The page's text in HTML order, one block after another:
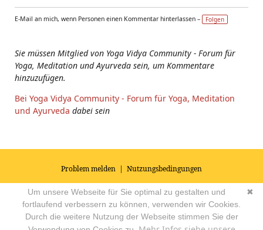
E-Mail an mich, wenn Personen einen Kommentar hinterlassen – Folgen
Sie müssen Mitglied von Yoga Vidya Community - Forum für
Yoga, Meditation und Ayurveda sein, um Kommentare
hinzuzufügen.
Bei Yoga Vidya Community - Forum für Yoga, Meditation
und Ayurveda dabei sein
Problem melden | Nutzungsbedingungen
© 2026Impressum|Datenschutz|AGB's| Yoga Vidya Community -
Forum für Yoga, Meditation und Ayurveda Powered by
✖
Um unsere Webseite für Sie optimal zu gestalten und
fortlaufend verbessern zu können, verwenden wir Cookies.
Durch die weitere Nutzung der Webseite stimmen Sie der